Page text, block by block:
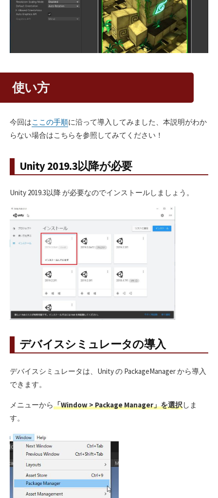
使い方
今回はここの手順に沿って導入してみました、本説明がわか
らない場合はこちらを参照してみてください！
Unity 2019.3以降が必要
Unity 2019.3以降 が必要なのでインストールしましょう。
デバイスシミュレータの導入
デバイスシミュレータは、Unity の PackageManager から導入
できます。
メニューから「Window > Package Manager」を選択しま
す。